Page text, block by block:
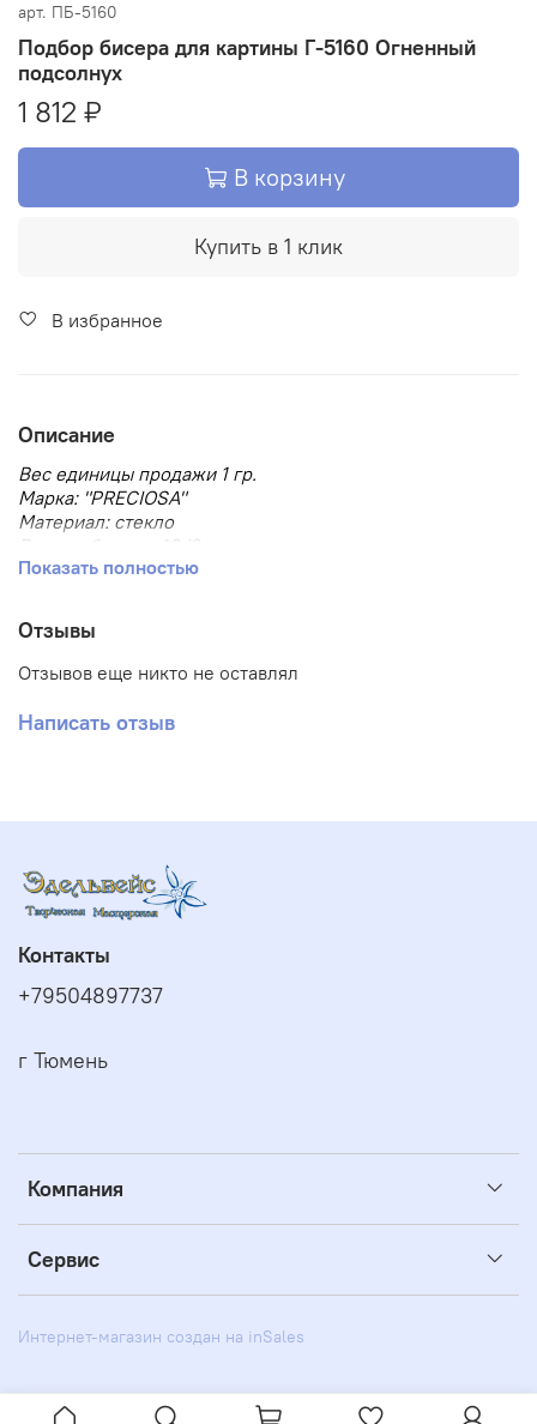
арт. ПБ-5160
Подбор бисера для картины Г-5160 Огненный
подсолнух
1 812 ₽
В корзину
Купить в 1 клик
В избранное
Описание
Вес единицы продажи 1 гр.
Марка: "PRECIOSA"
Материал: стекло
Размер бисера: 10/0
Размер, мм: 2.3
Тип упаковки: в пакете
Форма бисера: круглый
Показать полностью
Отзывы
Отзывов еще никто не оставлял
Написать отзыв
Компания
Сервис
Контакты
+79504897737
г Тюмень
Интернет-магазин создан на inSales